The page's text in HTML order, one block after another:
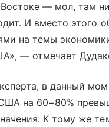
— мол, там
И вместо этого
на темы
— отмечает
в данный
на 60−80%
К тому же